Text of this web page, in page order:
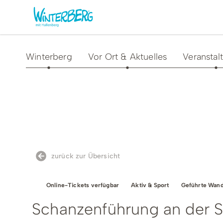
Freizeithighlights
Familienzeit & Kinderlachen
Gruppenerlebnisse &
Winterberg Vor Ort & Aktuelles
zurück zur Übersicht
Online-Tickets verfügbar Aktiv & Sport Geführte
Schanzenführung an der